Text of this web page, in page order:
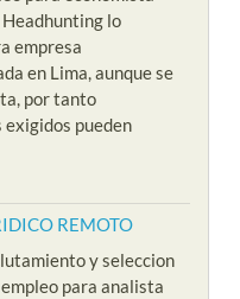
lo
empresa
en Lima, aunque se
por tanto
pueden
REMOTO
y seleccion
para analista